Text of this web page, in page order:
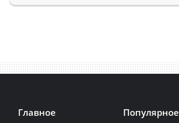
Главное Популярное